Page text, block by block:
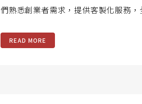
們熟悉創業者需求，提供客製化服務
READ MORE